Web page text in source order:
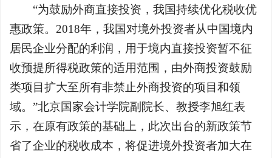
“为鼓励外商直接投资，我国持续优化税收优
惠政策。2018年，我国对境外投资者从中国境内
居民企业分配的利润，用于境内直接投资暂不征
收预提所得税政策的适用范围，由外商投资鼓励
类项目扩大至所有非禁止外商投资的项目和领
域。”北京国家会计学院副院长、教授李旭红表
示，在原有政策的基础上，此次出台的新政策节
省了企业的税收成本，将促进境外投资者加大在